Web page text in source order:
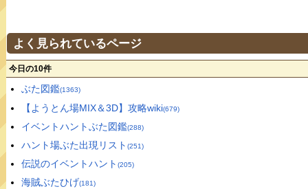
よく見られているページ
今日の10件
ぶた図鑑(1363)
【ようとん場MIX＆3D】攻略wiki(679)
イベントハントぶた図鑑(288)
ハント場ぶた出現リスト (251)
伝説のイベントハント (205)
海賊ぶたひげ(181)